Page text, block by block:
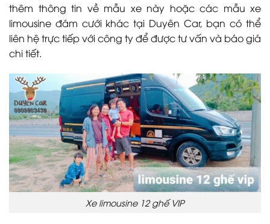
thêm thông tin về mẫu xe này hoặc các mẫu xe
limousine đám cưới khác tại Duyên Car, bạn có thể
liên hệ trực tiếp với công ty để được tư vấn và báo giá
chi tiết.
Xe limousine 12 ghế VIP